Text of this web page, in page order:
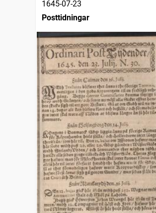
1645-07-23
Posttidningar